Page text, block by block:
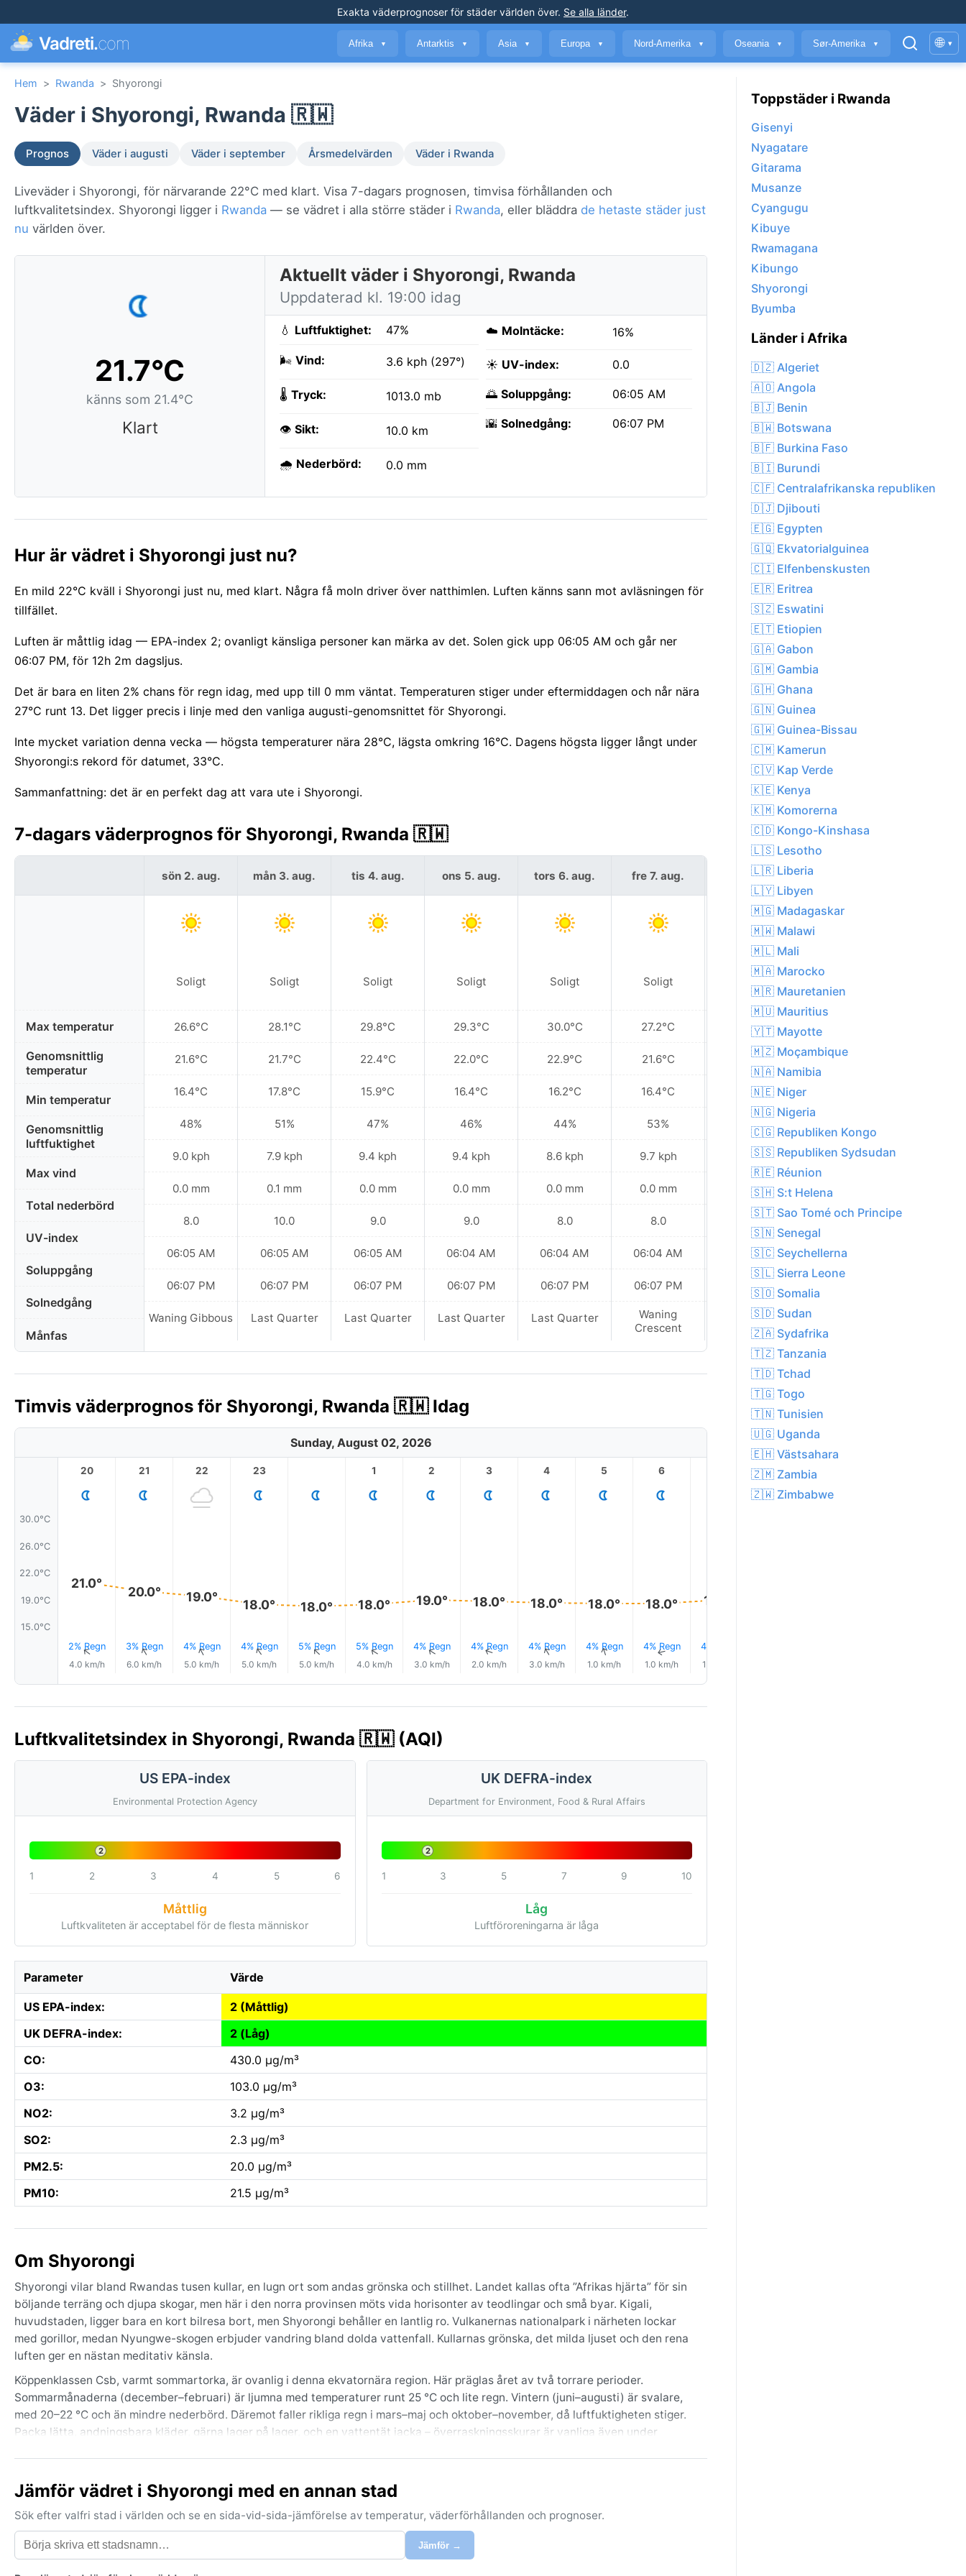
Exakta väderprognoser för städer världen över. Se alla länder.
Vadreti.com Afrika ▼ Antarktis ▼ Asia ▼ Europa ▼ Nord-Amerika ▼ Oseania ▼ Sør-Amerika ▼ 🌐 ▾
Hem > Rwanda > Shyorongi
Väder i Shyorongi, Rwanda 🇷🇼
Prognos Väder i augusti Väder i september Årsmedelvärden Väder i Rwanda
Liveväder i Shyorongi, för närvarande 22°C med klart. Visa 7-dagars prognosen, timvisa förhållanden och
luftkvalitetsindex. Shyorongi ligger i Rwanda — se vädret i alla större städer i Rwanda, eller bläddra de hetaste städer just
nu världen över.
21.7°C
känns som 21.4°C
Klart
Aktuellt väder i Shyorongi, Rwanda
Uppdaterad kl. 19:00 idag
💧 Luftfuktighet: 47%
🌬️ Vind: 3.6 kph (297°)
🌡️ Tryck: 1013.0 mb
👁️ Sikt: 10.0 km
🌧️ Nederbörd: 0.0 mm
☁️ Molntäcke: 16%
☀️ UV-index: 0.0
🌅 Soluppgång: 06:05 AM
🌇 Solnedgång: 06:07 PM
Hur är vädret i Shyorongi just nu?
En mild 22°C kväll i Shyorongi just nu, med klart. Några få moln driver över natthimlen. Luften känns sann mot avläsningen för
tillfället.
Luften är måttlig idag — EPA-index 2; ovanligt känsliga personer kan märka av det. Solen gick upp 06:05 AM och går ner
06:07 PM, för 12h 2m dagsljus.
Det är bara en liten 2% chans för regn idag, med upp till 0 mm väntat. Temperaturen stiger under eftermiddagen och når nära
27°C runt 13. Det ligger precis i linje med den vanliga augusti-genomsnittet för Shyorongi.
Inte mycket variation denna vecka — högsta temperaturer nära 28°C, lägsta omkring 16°C. Dagens högsta ligger långt under
Shyorongi:s rekord för datumet, 33°C.
Sammanfattning: det är en perfekt dag att vara ute i Shyorongi.
7-dagars väderprognos för Shyorongi, Rwanda 🇷🇼
Max temperatur
Genomsnittlig
temperatur
Min temperatur
Genomsnittlig
luftfuktighet
Max vind
Total nederbörd
UV-index
Soluppgång
Solnedgång
Månfas
sön 2. aug.
Soligt
26.6°C
21.6°C
16.4°C
48%
9.0 kph
0.0 mm
8.0
06:05 AM
06:07 PM
Waning Gibbous
mån 3. aug.
Soligt
28.1°C
21.7°C
17.8°C
51%
7.9 kph
0.1 mm
10.0
06:05 AM
06:07 PM
Last Quarter
tis 4. aug.
Soligt
29.8°C
22.4°C
15.9°C
47%
9.4 kph
0.0 mm
9.0
06:05 AM
06:07 PM
Last Quarter
ons 5. aug.
Soligt
29.3°C
22.0°C
16.4°C
46%
9.4 kph
0.0 mm
9.0
06:04 AM
06:07 PM
Last Quarter
tors 6. aug.
Soligt
30.0°C
22.9°C
16.2°C
44%
8.6 kph
0.0 mm
8.0
06:04 AM
06:07 PM
Last Quarter
fre 7. aug.
Soligt
27.2°C
21.6°C
16.4°C
53%
9.7 kph
0.0 mm
8.0
06:04 AM
06:07 PM
Waning
Crescent
lör 8. aug.
27.3°C
21.0°C
15.6°C
57%
10.1 kph
1.4 mm
8.0
06:04 AM
06:07 PM
Waning
Crescent
Timvis väderprognos för Shyorongi, Rwanda 🇷🇼 Idag
Sunday, August 02, 2026
30.0°C
26.0°C
22.0°C
19.0°C
15.0°C
20
21.0°
2% Regn
↑
4.0 km/h
21
20.0°
3% Regn
↑
6.0 km/h
22
19.0°
4% Regn
↑
5.0 km/h
23
18.0°
4% Regn
↑
5.0 km/h
18.0°
5% Regn
↑
5.0 km/h
1
18.0°
5% Regn
↑
4.0 km/h
2
19.0°
4% Regn
↑
3.0 km/h
3
18.0°
4% Regn
↑
2.0 km/h
4
18.0°
4% Regn
↑
3.0 km/h
5
18.0°
4% Regn
↑
1.0 km/h
6
18.0°
4% Regn
↑
1.0 km/h
19.0°
4% Regn
1.0 km/h
8
Luftkvalitetsindex in Shyorongi, Rwanda 🇷🇼 (AQI)
US EPA-index
Environmental Protection Agency
2
1 2 3 4 5 6
Måttlig
Luftkvaliteten är acceptabel för de flesta människor
UK DEFRA-index
Department for Environment, Food & Rural Affairs
2
1 3 5 7 9 10
Låg
Luftföroreningarna är låga
Parameter Värde
US EPA-index:
2 (Måttlig)
UK DEFRA-index:
2 (Låg)
CO:
430.0 µg/m³
O3:
103.0 µg/m³
NO2:
3.2 µg/m³
SO2:
2.3 µg/m³
PM2.5:
20.0 µg/m³
PM10:
21.5 µg/m³
Om Shyorongi
Shyorongi vilar bland Rwandas tusen kullar, en lugn ort som andas grönska och stillhet. Landet kallas ofta ”Afrikas hjärta” för sin
böljande terräng och djupa skogar, men här i den norra provinsen möts vida horisonter av teodlingar och små byar. Kigali,
huvudstaden, ligger bara en kort bilresa bort, men Shyorongi behåller en lantlig ro. Vulkanernas nationalpark i närheten lockar
med gorillor, medan Nyungwe-skogen erbjuder vandring bland dolda vattenfall. Kullarnas grönska, det milda ljuset och den rena
luften ger en nästan meditativ känsla.
Köppenklassen Csb, varmt sommartorka, är ovanlig i denna ekvatornära region. Här präglas året av två torrare perioder.
Sommarmånaderna (december–februari) är ljumna med temperaturer runt 25 °C och lite regn. Vintern (juni–augusti) är svalare,
med 20–22 °C och än mindre nederbörd. Däremot faller rikliga regn i mars–maj och oktober–november, då luftfuktigheten stiger.
Packa lätta, andningsbara kläder, gärna lager på lager, och en vattentät jacka – överraskningsskurar är vanliga även under
dimman över kullarna som vackrast och luften klar. Snö eller stormar förekommer inte, men vindarna kan vara friska. En sällsynt
men minnesvärd detalj är att Ibirunga-regnet, lokala skyfall, ibland kan dra in snabbt även under torra tider. Ändå är Shyorongis
klimat generöst milt – ett perfekt resmål för den som söker lugn, natur och ett stilla tempo.
Jämför vädret i Shyorongi med en annan stad
Sök efter valfri stad i världen och se en sida-vid-sida-jämförelse av temperatur, väderförhållanden och prognoser.
Jämför →
Toppstäder i Rwanda
Gisenyi
Nyagatare
Gitarama
Musanze
Cyangugu
Kibuye
Rwamagana
Kibungo
Shyorongi
Byumba
Länder i Afrika
🇩🇿 Algeriet
🇦🇴 Angola
🇧🇯 Benin
🇧🇼 Botswana
🇧🇫 Burkina Faso
🇧🇮 Burundi
🇨🇫 Centralafrikanska republiken
🇩🇯 Djibouti
🇪🇬 Egypten
🇬🇶 Ekvatorialguinea
🇨🇮 Elfenbenskusten
🇪🇷 Eritrea
🇸🇿 Eswatini
🇪🇹 Etiopien
🇬🇦 Gabon
🇬🇲 Gambia
🇬🇭 Ghana
🇬🇳 Guinea
🇬🇼 Guinea-Bissau
🇨🇲 Kamerun
🇨🇻 Kap Verde
🇰🇪 Kenya
🇰🇲 Komorerna
🇨🇩 Kongo-Kinshasa
🇱🇸 Lesotho
🇱🇷 Liberia
🇱🇾 Libyen
🇲🇬 Madagaskar
🇲🇼 Malawi
🇲🇱 Mali
🇲🇦 Marocko
🇲🇷 Mauretanien
🇲🇺 Mauritius
🇾🇹 Mayotte
🇲🇿 Moçambique
🇳🇦 Namibia
🇳🇪 Niger
🇳🇬 Nigeria
🇨🇬 Republiken Kongo
🇸🇸 Republiken Sydsudan
🇷🇪 Réunion
🇸🇭 S:t Helena
🇸🇹 Sao Tomé och Principe
🇸🇳 Senegal
🇸🇨 Seychellerna
🇸🇱 Sierra Leone
🇸🇴 Somalia
🇸🇩 Sudan
🇿🇦 Sydafrika
🇹🇿 Tanzania
🇹🇩 Tchad
🇹🇬 Togo
🇹🇳 Tunisien
🇺🇬 Uganda
🇪🇭 Västsahara
🇿🇲 Zambia
🇿🇼 Zimbabwe